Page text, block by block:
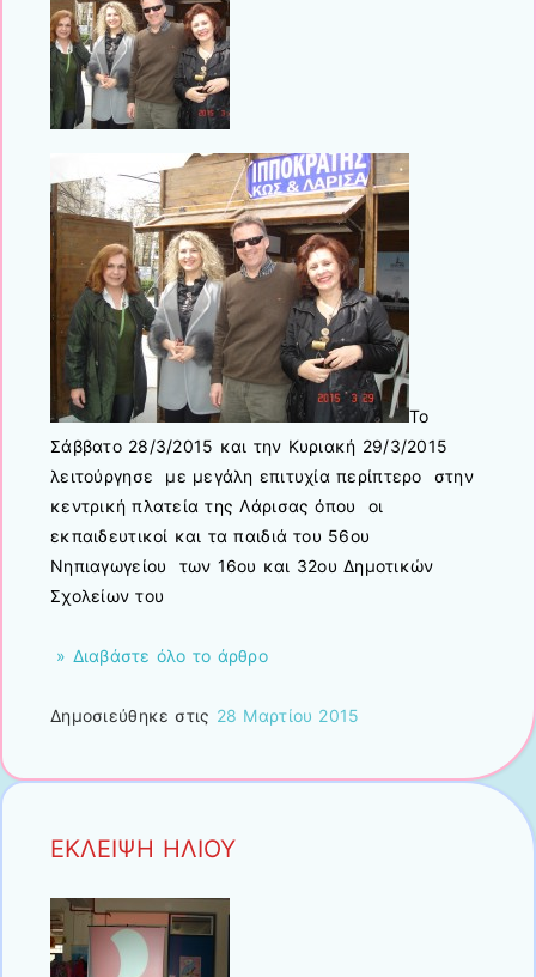
Το
Σάββατο 28/3/2015 και την Κυριακή 29/3/2015
λειτούργησε με μεγάλη επιτυχία περίπτερο στην
κεντρική πλατεία της Λάρισας όπου οι
εκπαιδευτικοί και τα παιδιά του 56ου
Νηπιαγωγείου των 16ου και 32ου Δημοτικών
Σχολείων του
» Διαβάστε όλο το άρθρο
Δημοσιεύθηκε στις 28 Μαρτίου 2015
ΕΚΛΕΙΨΗ ΗΛΙΟΥ